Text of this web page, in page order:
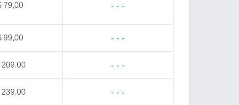
79,00 - - -
99,00 - - -
209,00 - - -
239,00 - - -